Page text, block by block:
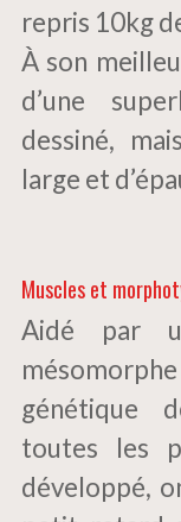
repris 10kg
À son
d’une
dessiné,
large et
Muscles et
Aidé par
génétique
toutes les
développé,